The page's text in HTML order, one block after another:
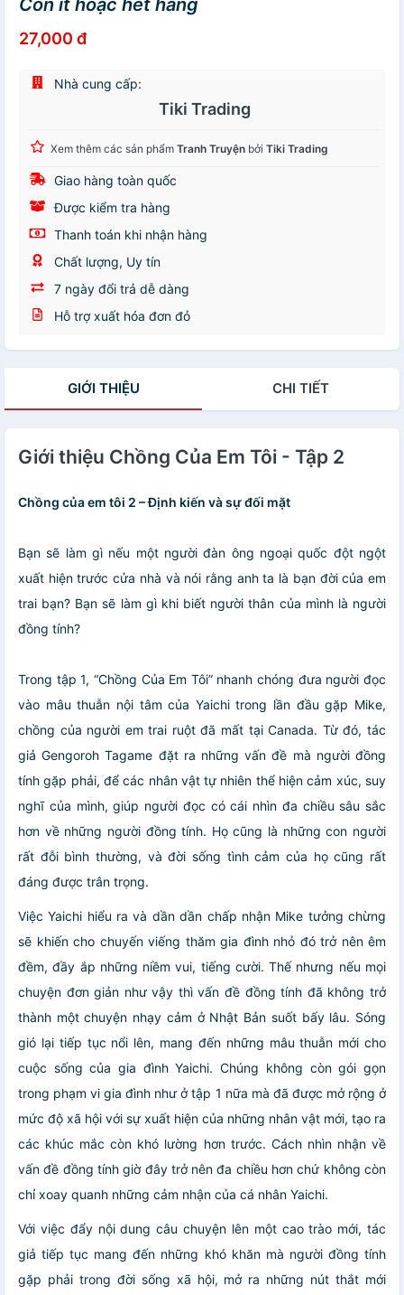
Còn ít hoặc hết hàng
27,000 đ
Nhà cung cấp:
Tiki Trading
Xem thêm các sản phẩm Tranh Truyện bởi Tiki Trading
Giao hàng toàn quốc
Được kiểm tra hàng
Thanh toán khi nhận hàng
Chất lượng, Uy tín
7 ngày đổi trả dễ dàng
Hỗ trợ xuất hóa đơn đỏ
GIỚI THIỆU CHI TIẾT
Giới thiệu Chồng Của Em Tôi - Tập 2
Chồng của em tôi 2 – Định kiến và sự đối mặt
Bạn sẽ làm gì nếu một người đàn ông ngoại quốc đột ngột
xuất hiện trước cửa nhà và nói rằng anh ta là bạn đời của em
trai bạn? Bạn sẽ làm gì khi biết người thân của mình là người
đồng tính?
Trong tập 1, “Chồng Của Em Tôi” nhanh chóng đưa người đọc
vào mâu thuẫn nội tâm của Yaichi trong lần đầu gặp Mike,
chồng của người em trai ruột đã mất tại Canada. Từ đó, tác
giả Gengoroh Tagame đặt ra những vấn đề mà người đồng
tính gặp phải, để các nhân vật tự nhiên thể hiện cảm xúc, suy
nghĩ của mình, giúp người đọc có cái nhìn đa chiều sâu sắc
hơn về những người đồng tính. Họ cũng là những con người
rất đỗi bình thường, và đời sống tình cảm của họ cũng rất
đáng được trân trọng.
Việc Yaichi hiểu ra và dần dần chấp nhận Mike tưởng chừng
sẽ khiến cho chuyến viếng thăm gia đình nhỏ đó trở nên êm
đềm, đầy ắp những niềm vui, tiếng cười. Thế nhưng nếu mọi
chuyện đơn giản như vậy thì vấn đề đồng tính đã không trở
thành một chuyện nhạy cảm ở Nhật Bản suốt bấy lâu. Sóng
gió lại tiếp tục nổi lên, mang đến những mâu thuẫn mới cho
cuộc sống của gia đình Yaichi. Chúng không còn gói gọn
trong phạm vi gia đình như ở tập 1 nữa mà đã được mở rộng ở
mức độ xã hội với sự xuất hiện của những nhân vật mới, tạo ra
các khúc mắc còn khó lường hơn trước. Cách nhìn nhận về
vấn đề đồng tính giờ đây trở nên đa chiều hơn chứ không còn
chỉ xoay quanh những cảm nhận của cá nhân Yaichi.
Với việc đẩy nội dung câu chuyện lên một cao trào mới, tác
giả tiếp tục mang đến những khó khăn mà người đồng tính
gặp phải trong đời sống xã hội, mở ra những nút thắt mới